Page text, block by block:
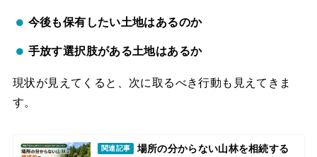
今後も保有したい土地はあるのか
手放す選択肢がある土地はあるか
現状が見えてくると、次に取るべき行動も見えてきま
す。
関連記事
場所の分からない山林を相続する